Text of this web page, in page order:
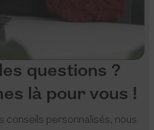
questions ?
là pour vous !
conseils personnalisés, nous